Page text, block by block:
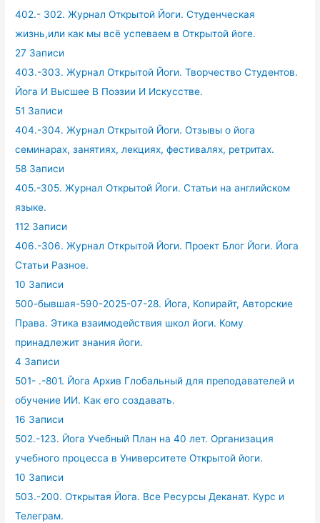
402.- 302. Журнал Открытой Йоги. Студенческая
жизнь,или как мы всё успеваем в Открытой йоге.
27 Записи
403.-303. Журнал Открытой Йоги. Творчество Студентов.
Йога И Высшее В Поэзии И Искусстве.
51 Записи
404.-304. Журнал Открытой Йоги. Отзывы о йога
семинарах, занятиях, лекциях, фестивалях, ретритах.
58 Записи
405.-305. Журнал Открытой Йоги. Статьи на английском
языке.
112 Записи
406.-306. Журнал Открытой Йоги. Проект Блог Йоги. Йога
Статьи Разное.
10 Записи
500-бывшая-590-2025-07-28. Йога, Копирайт, Авторские
Права. Этика взаимодействия школ йоги. Кому
принадлежит знания йоги.
4 Записи
501- .-801. Йога Архив Глобальный для преподавателей и
обучение ИИ. Как его создавать.
16 Записи
502.-123. Йога Учебный План на 40 лет. Организация
учебного процесса в Университете Открытой йоги.
10 Записи
503.-200. Открытая Йога. Все Ресурсы Деканат. Курс и
Телеграм.